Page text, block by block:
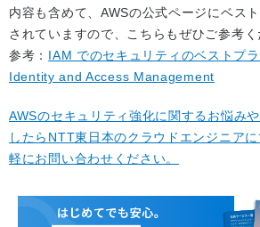
内容も含めて、AWSの公式ページにベス
されていますので、こちらもぜひご参考く
参考： IAM でのセキュリティのベストプ
Identity and Access Management
AWSのセキュリティ強化に関するお悩み
したらNTT東日本のクラウドエンジニア
軽にお問い合わせください。